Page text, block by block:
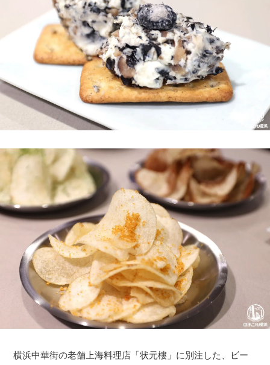
横浜中華街の老舗上海料理店「状元樓」に別注した、ビー